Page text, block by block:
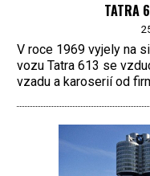
TATRA
V roce 1969 vyjely na
vozu Tatra 613 se
vzadu a karoserií od